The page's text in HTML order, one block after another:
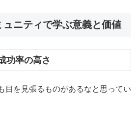
ュニティで学ぶ意義と価値
功率の高さ
目を見張るものがあるなと思ってい